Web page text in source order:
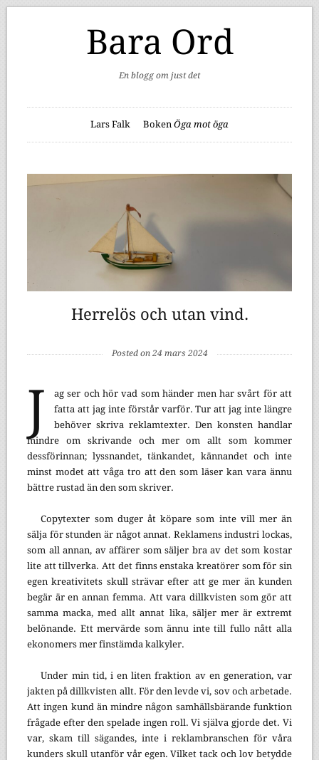
Bara Ord
En blogg om just det
Lars Falk Boken Öga mot öga
Herrelös och utan vind.
Posted on 24 mars 2024
J
ag ser och hör vad som händer men har svårt för att
fatta att jag inte förstår varför. Tur att jag inte längre
behöver skriva reklamtexter. Den konsten handlar
mindre om skrivande och mer om allt som kommer
dessförinnan; lyssnandet, tänkandet, kännandet och inte
minst modet att våga tro att den som läser kan vara ännu
bättre rustad än den som skriver.
Copytexter som duger åt köpare som inte vill mer än
sälja för stunden är något annat. Reklamens industri lockas,
som all annan, av affärer som säljer bra av det som kostar
lite att tillverka. Att det finns enstaka kreatörer som för sin
egen kreativitets skull strävar efter att ge mer än kunden
begär är en annan femma. Att vara dillkvisten som gör att
samma macka, med allt annat lika, säljer mer är extremt
belönande. Ett mervärde som ännu inte till fullo nått alla
ekonomers mer finstämda kalkyler.
Under min tid, i en liten fraktion av en generation, var
jakten på dillkvisten allt. För den levde vi, sov och arbetade.
Att ingen kund än mindre någon samhällsbärande funktion
frågade efter den spelade ingen roll. Vi själva gjorde det. Vi
var, skam till sägandes, inte i reklambranschen för våra
kunders skull utanför vår egen. Vilket tack och lov betydde